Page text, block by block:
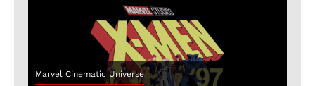
Marvel Cinematic Universe